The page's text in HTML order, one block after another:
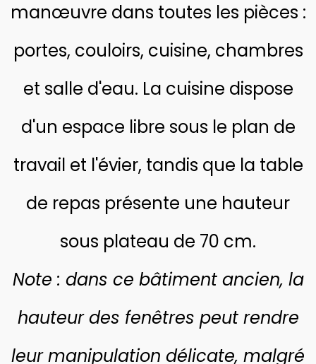
manœuvre dans toutes les pièces :
portes, couloirs, cuisine, chambres
et salle d'eau. La cuisine dispose
d'un espace libre sous le plan de
travail et l'évier, tandis que la table
de repas présente une hauteur
sous plateau de 70 cm.
Note : dans ce bâtiment ancien, la
hauteur des fenêtres peut rendre
leur manipulation délicate, malgré